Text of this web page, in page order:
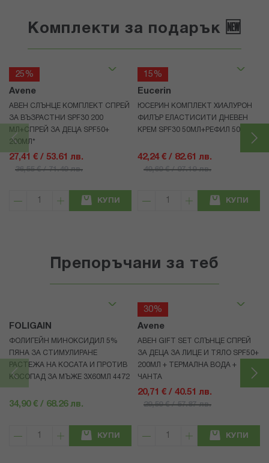
Комплекти за подарък 🆕
25%
Avene
АВЕН СЛЪНЦЕ КОМПЛЕКТ СПРЕЙ
ЗА ВЪЗРАСТНИ SPF30 200
МЛ+СПРЕЙ ЗА ДЕЦА SPF50+
200МЛ*
27,41 € / 53.61 лв.
36,55 € / 71.49 лв.
КУПИ
15%
Eucerin
ЮСЕРИН КОМПЛЕКТ ХИАЛУРОН
ФИЛЪР ЕЛАСТИСИТИ ДНЕВЕН
КРЕМ SPF30 50МЛ+РЕФИЛ 50МЛ
42,24 € / 82.61 лв.
49,69 € / 97.19 лв.
КУПИ
Препоръчани за теб
FOLIGAIN
ФОЛИГЕЙН МИНОКСИДИЛ 5%
ПЯНА ЗА СТИМУЛИРАНЕ
РАСТЕЖА НА КОСАТА И ПРОТИВ
КОСОПАД ЗА МЪЖЕ 3X60МЛ 4472
34,90 € / 68.26 лв.
КУПИ
30%
Avene
АВЕН GIFT SET СЛЪНЦЕ СПРЕЙ
ЗА ДЕЦА ЗА ЛИЦЕ И ТЯЛО SPF50+
200МЛ + ТЕРМАЛНА ВОДА +
ЧАНТА
20,71 € / 40.51 лв.
29,59 € / 57.87 лв.
КУПИ